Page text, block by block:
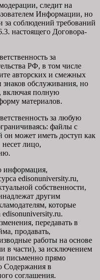
следит на
Информации, но
за соблюдений требований
настоящего Договора-
за
РФ, в том числе
авторских и смежных
знаков обслуживания, но
включая полную
материалов.
за любую
файлы с
он может иметь доступ как
лицо,
информация,
edisonuniversity.ru,
собственности,
другим
которые
передавать в
продавать,
работы на основе
в части), за исключением
письменно прямо
Содержания в
соглашения.